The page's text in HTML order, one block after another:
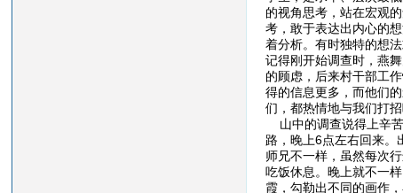
的视角思考，站在宏观
考，敢于表达出内心的
着分析。有时独特的想
记得刚开始调查时，燕
的顾虑，后来村干部工
得的信息更多，而他们
们，都热情地与我们打
山中的调查说得上辛苦
路，晚上6点左右回来。
师兄不一样，虽然每次
吃饭休息。晚上就不一
霞，勾勒出不同的画作